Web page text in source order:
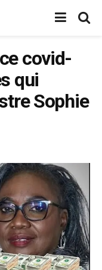
covid-
qui
Sophie